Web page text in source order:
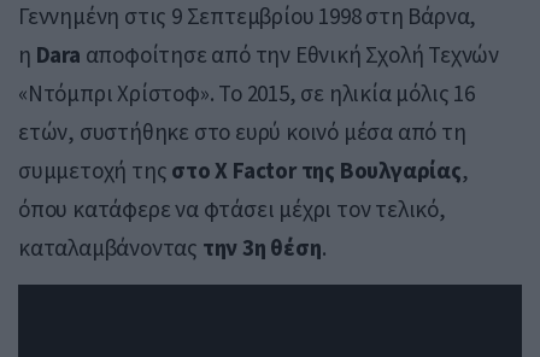
Γεννημένη στις 9 Σεπτεμβρίου 1998 στη Βάρνα,
η Dara αποφοίτησε από την Εθνική Σχολή Τεχνών
«Ντόμπρι Χρίστοφ». Το 2015, σε ηλικία μόλις 16
ετών, συστήθηκε στο ευρύ κοινό μέσα από τη
συμμετοχή της στο X Factor της Βουλγαρίας,
όπου κατάφερε να φτάσει μέχρι τον τελικό,
καταλαμβάνοντας την 3η θέση.